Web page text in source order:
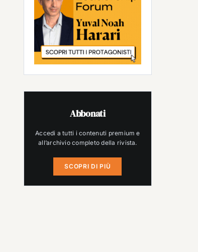
Abbonati
Accedi a tutti i contenuti premium e
all’archivio completo della rivista.
SCOPRI DI PIÙ